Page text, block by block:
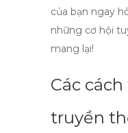
của bạn ngay
những cơ hội
mang lại!
Các
truyền